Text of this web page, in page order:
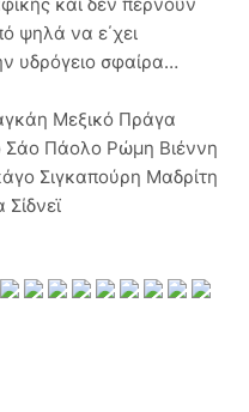
ψηλά να ε΄χει
υδρόγειο σφαίρα…
Μεξικό Πράγα
Σάο Πάολο Ρώμη Βιέννη
Σιγκαπούρη Μαδρίτη